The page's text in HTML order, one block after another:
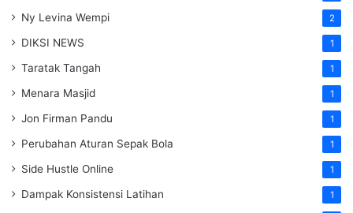
Ny Levina Wempi 2
DIKSI NEWS 1
Taratak Tangah 1
Menara Masjid 1
Jon Firman Pandu 1
Perubahan Aturan Sepak Bola 1
Side Hustle Online 1
Dampak Konsistensi Latihan 1